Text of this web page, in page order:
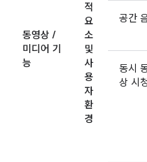
동영상 /
미디어 기
능
적
요
소
및
사
용
자
환
경
공간
동시
상 시